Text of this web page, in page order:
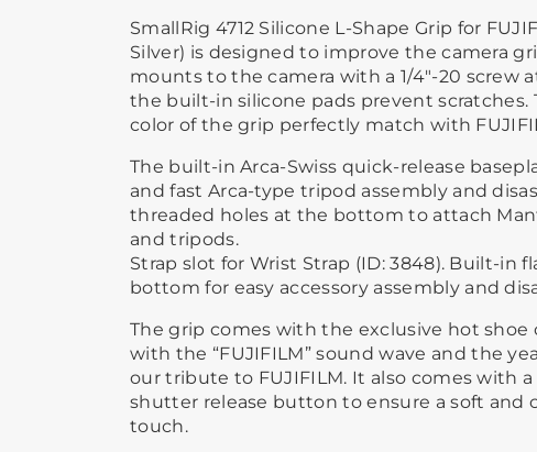
SmallRig 4712 Silicone L-Shape Grip for
Silver) is designed to improve the camera
mounts to the camera with a 1/4"-20 screw
the built-in silicone pads prevent scratches.
color of the grip perfectly match with
The built-in Arca-Swiss quick-release
and fast Arca-type tripod assembly and
threaded holes at the bottom to attach
and tripods.
Strap slot for Wrist Strap (ID: 3848). Built-in
bottom for easy accessory assembly and
The grip comes with the exclusive hot shoe
with the “FUJIFILM” sound wave and the
our tribute to FUJIFILM. It also comes with a
shutter release button to ensure a soft and
touch.